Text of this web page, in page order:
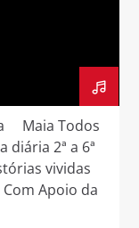
Maia Todos
diária 2ª a 6ª
vividas
Apoio da